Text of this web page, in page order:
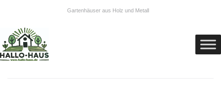
Gartenhäuser aus Holz und Metall